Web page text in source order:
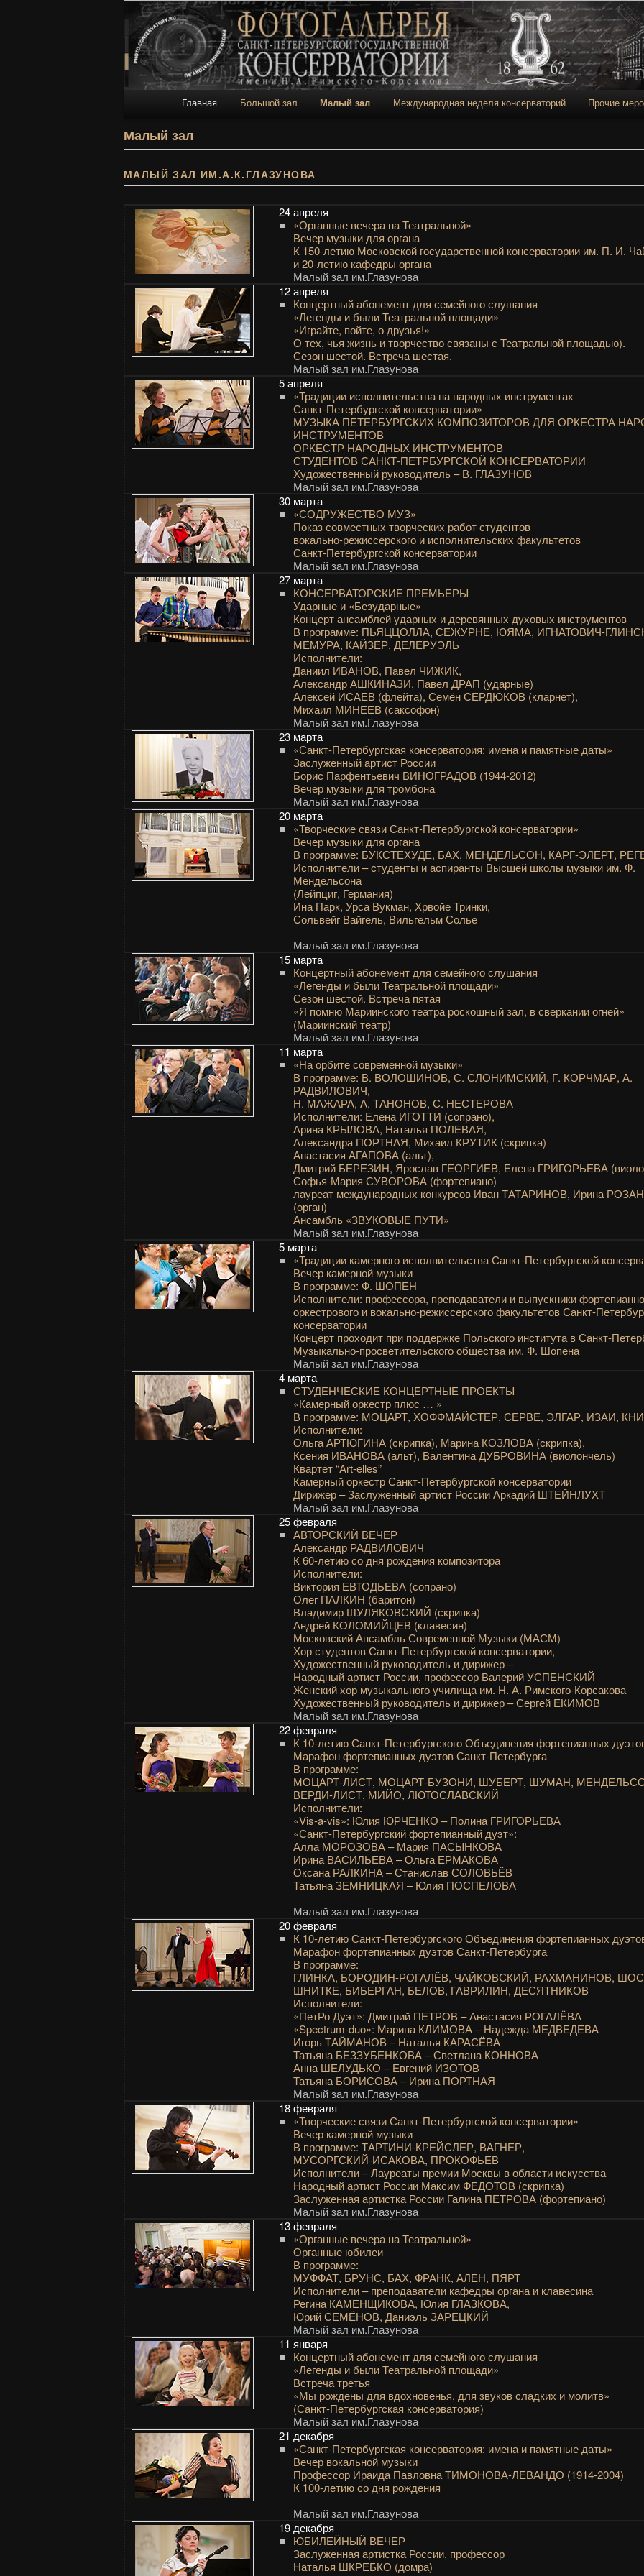
Галерея
Галерея Санкт-Петербургской консерватории
Главное меню
Перейти к основному содержимому
Перейти к дополнительному содержимому
Главная Большой зал Малый зал Международная неделя консерваторий Прочие
Малый зал
МАЛЫЙ ЗАЛ ИМ.А.К.ГЛАЗУНОВА
24 апреля
«Органные вечера на Театральной»
Вечер музыки для органа
К 150-летию Московской государственной консерватории им. П. И.
и 20-летию кафедры органа
Малый зал им.Глазунова
12 апреля
Концертный абонемент для семейного слушания
«Легенды и были Театральной площади»
«Играйте, пойте, о друзья!»
О тех, чья жизнь и творчество связаны с Театральной площадью).
Сезон шестой. Встреча шестая.
Малый зал им.Глазунова
5 апреля
«Традиции исполнительства на народных инструментах
Санкт-Петербургской консерватории»
МУЗЫКА ПЕТЕРБУРГСКИХ КОМПОЗИТОРОВ ДЛЯ ОРКЕСТРА
ИНСТРУМЕНТОВ
ОРКЕСТР НАРОДНЫХ ИНСТРУМЕНТОВ
СТУДЕНТОВ САНКТ-ПЕТРБУРГСКОЙ КОНСЕРВАТОРИИ
Художественный руководитель – В. ГЛАЗУНОВ
Малый зал им.Глазунова
30 марта
«СОДРУЖЕСТВО МУЗ»
Показ совместных творческих работ студентов
вокально-режиссерского и исполнительских факультетов
Санкт-Петербургской консерватории
Малый зал им.Глазунова
27 марта
КОНСЕРВАТОРСКИЕ ПРЕМЬЕРЫ
Ударные и «Безударные»
Концерт ансамблей ударных и деревянных духовых инструментов
В программе: ПЬЯЦЦОЛЛА, СЕЖУРНЕ, ЮЯМА, ИГНАТОВИЧ-
МЕМУРА, КАЙЗЕР, ДЕЛЕРУЭЛЬ
Исполнители:
Даниил ИВАНОВ, Павел ЧИЖИК,
Александр АШКИНАЗИ, Павел ДРАП (ударные)
Алексей ИСАЕВ (флейта), Семён СЕРДЮКОВ (кларнет),
Михаил МИНЕЕВ (саксофон)
Малый зал им.Глазунова
23 марта
«Санкт-Петербургская консерватория: имена и памятные даты»
Заслуженный артист России
Борис Парфентьевич ВИНОГРАДОВ (1944-2012)
Вечер музыки для тромбона
Малый зал им.Глазунова
20 марта
«Творческие связи Санкт-Петербургской консерватории»
Вечер музыки для органа
В программе: БУКСТЕХУДЕ, БАХ, МЕНДЕЛЬСОН, КАРГ-ЭЛЕРТ,
Исполнители – студенты и аспиранты Высшей школы музыки им. Ф.
Мендельсона
(Лейпциг, Германия)
Ина Парк, Урса Вукман, Хрвойе Тринки,
Сольвейг Вайгель, Вильгельм Солье
Малый зал им.Глазунова
15 марта
Концертный абонемент для семейного слушания
«Легенды и были Театральной площади»
Сезон шестой. Встреча пятая
«Я помню Мариинского театра роскошный зал, в сверкании огней»
(Мариинский театр)
Малый зал им.Глазунова
11 марта
«На орбите современной музыки»
В программе: В. ВОЛОШИНОВ, С. СЛОНИМСКИЙ, Г. КОРЧМАР, А.
РАДВИЛОВИЧ,
Н. МАЖАРА, А. ТАНОНОВ, С. НЕСТЕРОВА
Исполнители: Елена ИГОТТИ (сопрано),
Арина КРЫЛОВА, Наталья ПОЛЕВАЯ,
Александра ПОРТНАЯ, Михаил КРУТИК (скрипка)
Анастасия АГАПОВА (альт),
Дмитрий БЕРЕЗИН, Ярослав ГЕОРГИЕВ, Елена ГРИГОРЬЕВА
Софья-Мария СУВОРОВА (фортепиано)
лауреат международных конкурсов Иван ТАТАРИНОВ, Ирина
(орган)
Ансамбль «ЗВУКОВЫЕ ПУТИ»
Малый зал им.Глазунова
5 марта
«Традиции камерного исполнительства Санкт-Петербургской
Вечер камерной музыки
В программе: Ф. ШОПЕН
Исполнители: профессора, преподаватели и выпускники
оркестрового и вокально-режиссерского факультетов Санкт-
консерватории
Концерт проходит при поддержке Польского института в Санкт-
Музыкально-просветительского общества им. Ф. Шопена
Малый зал им.Глазунова
4 марта
СТУДЕНЧЕСКИЕ КОНЦЕРТНЫЕ ПРОЕКТЫ
«Камерный оркестр плюс … »
В программе: МОЦАРТ, ХОФФМАЙСТЕР, СЕРВЕ, ЭЛГАР, ИЗАИ,
Исполнители:
Ольга АРТЮГИНА (скрипка), Марина КОЗЛОВА (скрипка),
Ксения ИВАНОВА (альт), Валентина ДУБРОВИНА (виолончель)
Квартет “Art-elles”
Камерный оркестр Санкт-Петербургской консерватории
Дирижер – Заслуженный артист России Аркадий ШТЕЙНЛУХТ
Малый зал им.Глазунова
25 февраля
АВТОРСКИЙ ВЕЧЕР
Александр РАДВИЛОВИЧ
К 60-летию со дня рождения композитора
Исполнители:
Виктория ЕВТОДЬЕВА (сопрано)
Олег ПАЛКИН (баритон)
Владимир ШУЛЯКОВСКИЙ (скрипка)
Андрей КОЛОМИЙЦЕВ (клавесин)
Московский Ансамбль Современной Музыки (МАСМ)
Хор студентов Санкт-Петербургской консерватории,
Художественный руководитель и дирижер –
Народный артист России, профессор Валерий УСПЕНСКИЙ
Женский хор музыкального училища им. Н. А. Римского-Корсакова
Художественный руководитель и дирижер – Сергей ЕКИМОВ
Малый зал им.Глазунова
22 февраля
К 10-летию Санкт-Петербургского Объединения фортепианных
Марафон фортепианных дуэтов Санкт-Петербурга
В программе:
МОЦАРТ-ЛИСТ, МОЦАРТ-БУЗОНИ, ШУБЕРТ, ШУМАН,
ВЕРДИ-ЛИСТ, МИЙО, ЛЮТОСЛАВСКИЙ
Исполнители:
«Vis-a-vis»: Юлия ЮРЧЕНКО – Полина ГРИГОРЬЕВА
«Санкт-Петербургский фортепианный дуэт»:
Алла МОРОЗОВА – Мария ПАСЫНКОВА
Ирина ВАСИЛЬЕВА – Ольга ЕРМАКОВА
Оксана РАЛКИНА – Станислав СОЛОВЬЁВ
Татьяна ЗЕМНИЦКАЯ – Юлия ПОСПЕЛОВА
Малый зал им.Глазунова
20 февраля
К 10-летию Санкт-Петербургского Объединения фортепианных
Марафон фортепианных дуэтов Санкт-Петербурга
В программе:
ГЛИНКА, БОРОДИН-РОГАЛЁВ, ЧАЙКОВСКИЙ, РАХМАНИНОВ,
ШНИТКЕ, БИБЕРГАН, БЕЛОВ, ГАВРИЛИН, ДЕСЯТНИКОВ
Исполнители:
«ПетРо Дуэт»: Дмитрий ПЕТРОВ – Анастасия РОГАЛЁВА
«Spectrum-duo»: Марина КЛИМОВА – Надежда МЕДВЕДЕВА
Игорь ТАЙМАНОВ – Наталья КАРАСЁВА
Татьяна БЕЗЗУБЕНКОВА – Светлана КОННОВА
Анна ШЕЛУДЬКО – Евгений ИЗОТОВ
Татьяна БОРИСОВА – Ирина ПОРТНАЯ
Малый зал им.Глазунова
18 февраля
«Творческие связи Санкт-Петербургской консерватории»
Вечер камерной музыки
В программе: ТАРТИНИ-КРЕЙСЛЕР, ВАГНЕР,
МУСОРГСКИЙ-ИСАКОВА, ПРОКОФЬЕВ
Исполнители – Лауреаты премии Москвы в области искусства
Народный артист России Максим ФЕДОТОВ (скрипка)
Заслуженная артистка России Галина ПЕТРОВА (фортепиано)
Малый зал им.Глазунова
13 февраля
«Органные вечера на Театральной»
Органные юбилеи
В программе:
МУФФАТ, БРУНС, БАХ, ФРАНК, АЛЕН, ПЯРТ
Исполнители – преподаватели кафедры органа и клавесина
Регина КАМЕНЩИКОВА, Юлия ГЛАЗКОВА,
Юрий СЕМЁНОВ, Даниэль ЗАРЕЦКИЙ
Малый зал им.Глазунова
11 января
Концертный абонемент для семейного слушания
«Легенды и были Театральной площади»
Встреча третья
«Мы рождены для вдохновенья, для звуков сладких и молитв»
(Санкт-Петербургская консерватория)
Малый зал им.Глазунова
21 декабря
«Санкт-Петербургская консерватория: имена и памятные даты»
Вечер вокальной музыки
Профессор Ираида Павловна ТИМОНОВА-ЛЕВАНДО (1914-2004)
К 100-летию со дня рождения
Малый зал им.Глазунова
19 декабря
ЮБИЛЕЙНЫЙ ВЕЧЕР
Заслуженная артистка России, профессор
Наталья ШКРЕБКО (домра)